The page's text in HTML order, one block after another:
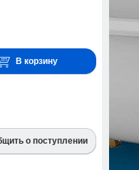
В корзину
о поступлении